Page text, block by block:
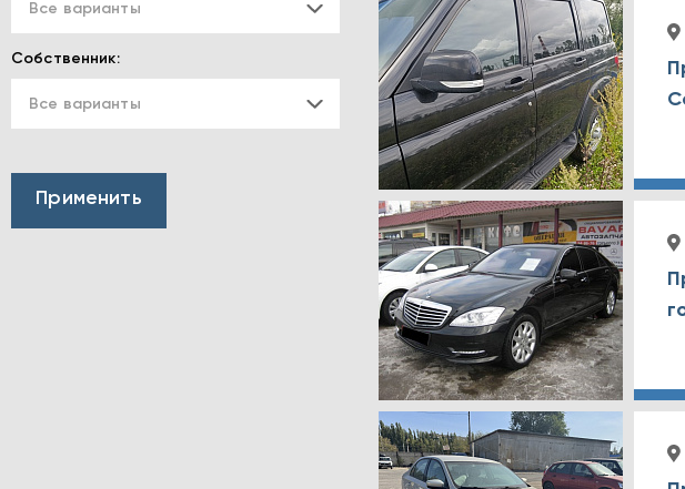
Все варианты
Собственник:
Все варианты